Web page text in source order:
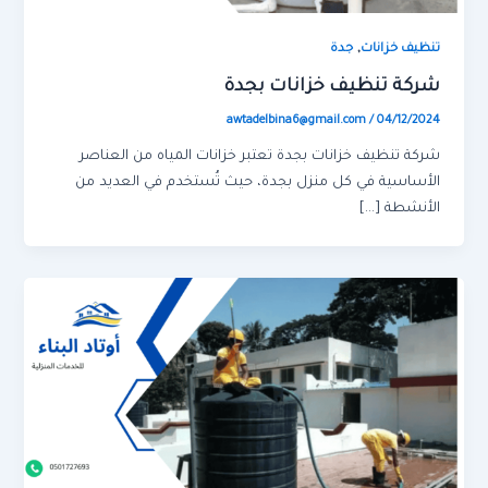
تنظيف خزانات,جدة
شركة تنظيف خزانات بجدة
awtadelbina6@gmail.com/ 04/12/2024
شركة تنظيف خزانات بجدة تعتبر خزانات المياه من العناصر
الأساسية في كل منزل بجدة، حيث تُستخدم في العديد من
الأنشطة […]